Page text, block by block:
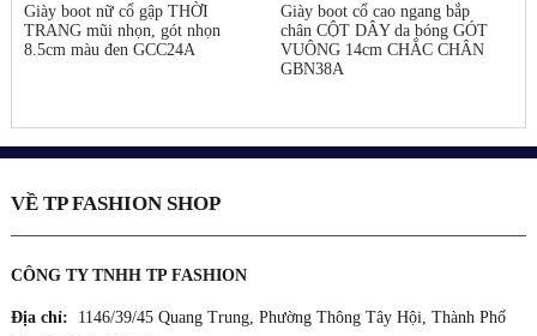
Giày boot nữ cổ gập THỜI
TRANG mũi nhọn, gót nhọn
8.5cm màu đen GCC24A
Giày boot cổ cao ngang bắp
chân CỘT DÂY da bóng GÓT
VUÔNG 14cm CHẮC CHÂN
GBN38A
VỀ TP FASHION SHOP
CÔNG TY TNHH TP FASHION
Địa chỉ: 1146/39/45 Quang Trung, Phường Thông Tây Hội, Thành Phố